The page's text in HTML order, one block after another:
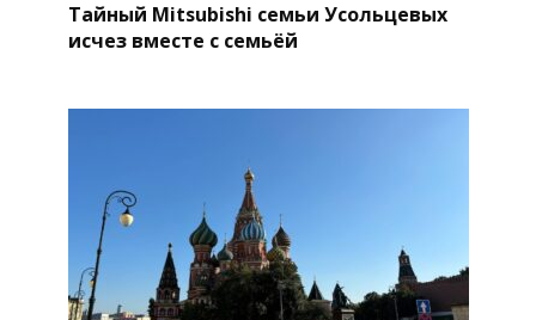
Тайный Mitsubishi семьи Усольцевых
исчез вместе с семьёй